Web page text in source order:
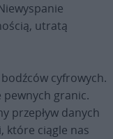
utratą
cyfrowych.
granic.
przepływ danych
które ciągle nas